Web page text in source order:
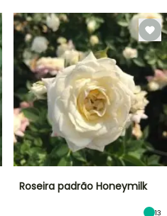
Roseira padrão Honeymilk
13